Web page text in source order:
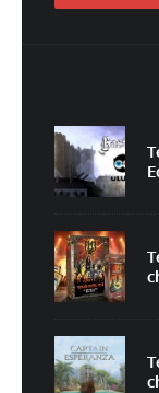
E-mail*
Enregistrer mon
mon prochain
Prévenez-moi de tous